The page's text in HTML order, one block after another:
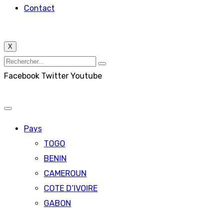
Contact
X
Facebook Twitter Youtube
Pays
TOGO
BENIN
CAMEROUN
COTE D’IVOIRE
GABON